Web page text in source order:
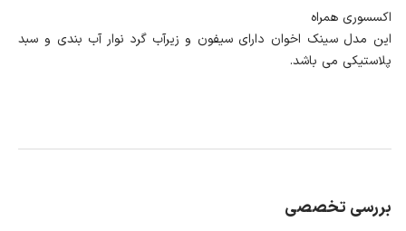
اکسسوری همراه
این مدل سینک اخوان دارای سیفون و زیرآب گرد نوار آب بندی و سبد
پلاستیکی می باشد.
بررسی تخصصی